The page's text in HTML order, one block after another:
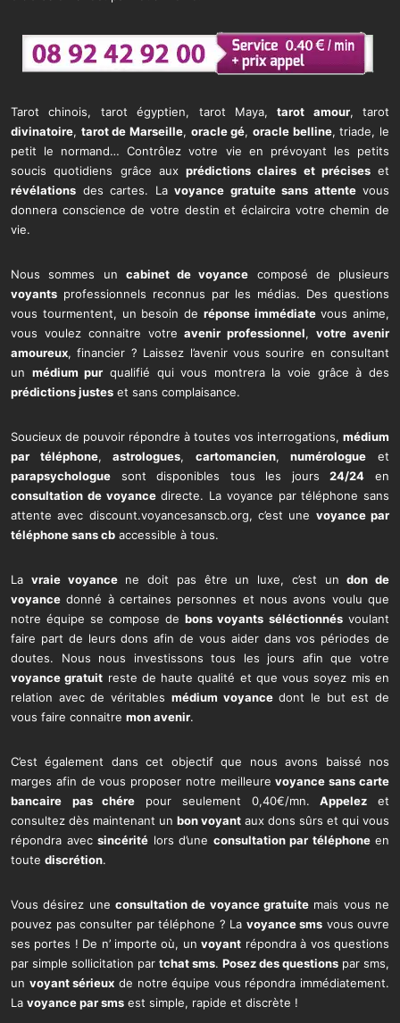
Tarot chinois, tarot égyptien, tarot Maya,tarot amour, tarot
divinatoire, tarot de Marseille, oracle gé,oracle belline, triade, le
petit le normand… Contrôlez votre vie en prévoyant les petits
soucis quotidiens grâce aux prédictions claires et préciseset
révélations des cartes. La voyance gratuite sans attentevous
donnera conscience de votre destin et éclaircira votre chemin de
vie.
Nous sommes un cabinet de voyance composé de plusieurs
voyants professionnels reconnus par les médias. Des questions
vous tourmentent, un besoin de réponse immédiatevous anime,
vous voulez connaitre votreavenir professionnel,votre avenir
amoureux, financier ? Laissez l’avenir vous sourire en consultant
un médium pur qualifié qui vous montrera la voie grâce à des
prédictions justes et sans complaisance.
Soucieux de pouvoir répondre à toutes vos interrogations, médium
par téléphone,astrologues, cartomancien,numérologue et
parapsychologue sont disponibles tous les jours24/24 en
consultation de voyancedirecte. La voyance par téléphone sans
attente avec discount.voyancesanscb.org, c’est une voyance par
téléphone sans cb accessible à tous.
La vraie voyancene doit pas être un luxe, c’est undon de
voyance donné à certaines personnes et nous avons voulu que
notre équipe se compose de bons voyants séléctionnés voulant
faire part de leurs dons afin de vous aider dans vos périodes de
doutes. Nous nous investissons tous les jours afin que votre
voyance gratuit reste de haute qualité et que vous soyez mis en
relation avec de véritables médium voyancedont le but est de
vous faire connaitre mon avenir.
C’est également dans cet objectif que nous avons baissé nos
marges afin de vous proposer notre meilleurevoyance sans carte
bancaire
pas chére pour seulement 0,40€/mn.Appelez et
consultez dès maintenant un bon voyant aux dons sûrs et qui vous
répondra avec sincérité lors d’une consultation par téléphoneen
toute discrétion.
Vous désirez une consultation de voyance gratuite mais vous ne
pouvez pas consulter par téléphone ? La voyance sms vous ouvre
ses portes ! De n’ importe où, unvoyant répondra à vos questions
par simple sollicitation par tchat sms. Posez des questions par sms,
un voyant sérieux de notre équipe vous répondra immédiatement.
La voyance par sms est simple, rapide et discrète !